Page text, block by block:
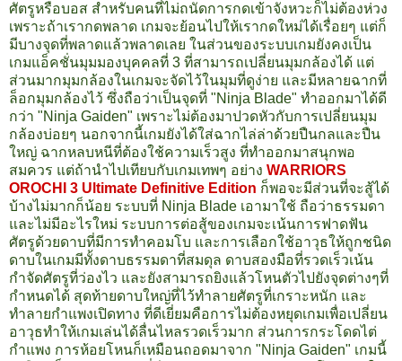
ศัตรูหรือบอส สำหรับคนที่ไม่ถนัดการกดเข้าจังหวะก็ไม่ต้องห่วง
เพราะถ้าเรากดพลาด เกมจะย้อนไปให้เรากดใหม่ได้เรื่อยๆ แต่ก็
มีบางจุดที่พลาดแล้วพลาดเลย ในส่วนของระบบเกมยังคงเป็น
เกมแอ็คชั่นมุมมองบุคคลที่ 3 ที่สามารถเปลี่ยนมุมกล้องได้ แต่
ส่วนมากมุมกล้องในเกมจะจัดไว้ในมุมที่ดูง่าย และมีหลายฉากที่
ล็อกมุมกล้องไว้ ซึ่งถือว่าเป็นจุดที่ "Ninja Blade" ทำออกมาได้ดี
กว่า "Ninja Gaiden" เพราะไม่ต้องมาปวดหัวกับการเปลี่ยนมุม
กล้องบ่อยๆ นอกจากนี้เกมยังได้ใส่ฉากไล่ล่าด้วยปืนกลและปืน
ใหญ่ ฉากหลบหนีที่ต้องใช้ความเร็วสูง ที่ทำออกมาสนุกพอ
สมควร แต่ถ้านำไปเทียบกับเกมเทพๆ อย่าง WARRIORS
OROCHI 3 Ultimate Definitive Edition ก็พอจะมีส่วนที่จะสู้ได้
บ้างไม่มากก็น้อย ระบบที่ Ninja Blade เอามาใช้ ถือว่าธรรมดา
และไม่มีอะไรใหม่ ระบบการต่อสู้ของเกมจะเน้นการฟาดฟัน
ศัตรูด้วยดาบที่มีการทำคอมโบ และการเลือกใช้อาวุธให้ถูกชนิด
ดาบในเกมมีทั้งดาบธรรมดาที่สมดุล ดาบสองมือที่รวดเร็วเน้น
กำจัดศัตรูที่ว่องไว และยังสามารถยิงแล้วโหนตัวไปยังจุดต่างๆที่
กำหนดได้ สุดท้ายดาบใหญ่ที่ไว้ทำลายศัตรูที่เกราะหนัก และ
ทำลายกำแพงเปิดทาง ที่ดีเยี่ยมคือการไม่ต้องหยุดเกมเพื่อเปลี่ยน
อาวุธทำให้เกมเล่นได้ลื่นไหลรวดเร็วมาก ส่วนการกระโดดไต่
กำแพง การห้อยโหนก็เหมือนถอดมาจาก "Ninja Gaiden" เกมนี้